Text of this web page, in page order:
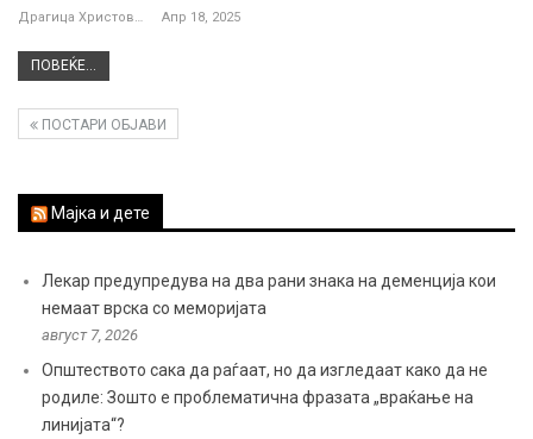
Драгица Христова Апр 18, 2025
ПОВЕЌЕ...
ПОСТАРИ ОБЈАВИ
Мајка и дете
Лекар предупредува на два рани знака на деменција кои
немаат врска со меморијата
август 7, 2026
Општеството сака да раѓаат, но да изгледаат како да не
родиле: Зошто е проблематична фразата „враќање на
линијата“?